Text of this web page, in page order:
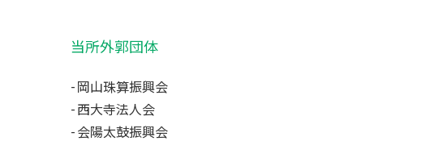
当所外郭団体
岡山珠算振興会
西大寺法人会
会陽太鼓振興会